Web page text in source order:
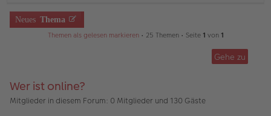
tr
a
e
n
er
n
g
ei
tr
Neues Thema
Themen als gelesen markieren• 25 Themen • Seite 1 von 1
Gehe zu
Wer ist online?
Mitglieder in diesem Forum: 0 Mitglieder und 130 Gäste